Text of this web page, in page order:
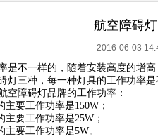
航空障碍
2016-06-03
是不一样的，随着安装高度的增
灯三种，每一种灯具的工作功率是
空障碍灯品牌的工作功率：
要工作功率是150W；
要工作功率是25W；
要工作功率是5W。